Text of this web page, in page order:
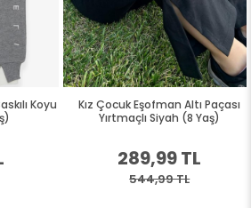
Koyu
Kız Çocuk Eşofman Altı Paçası
Yırtmaçlı Siyah (8 Yaş)
289,99 TL
544,99 TL